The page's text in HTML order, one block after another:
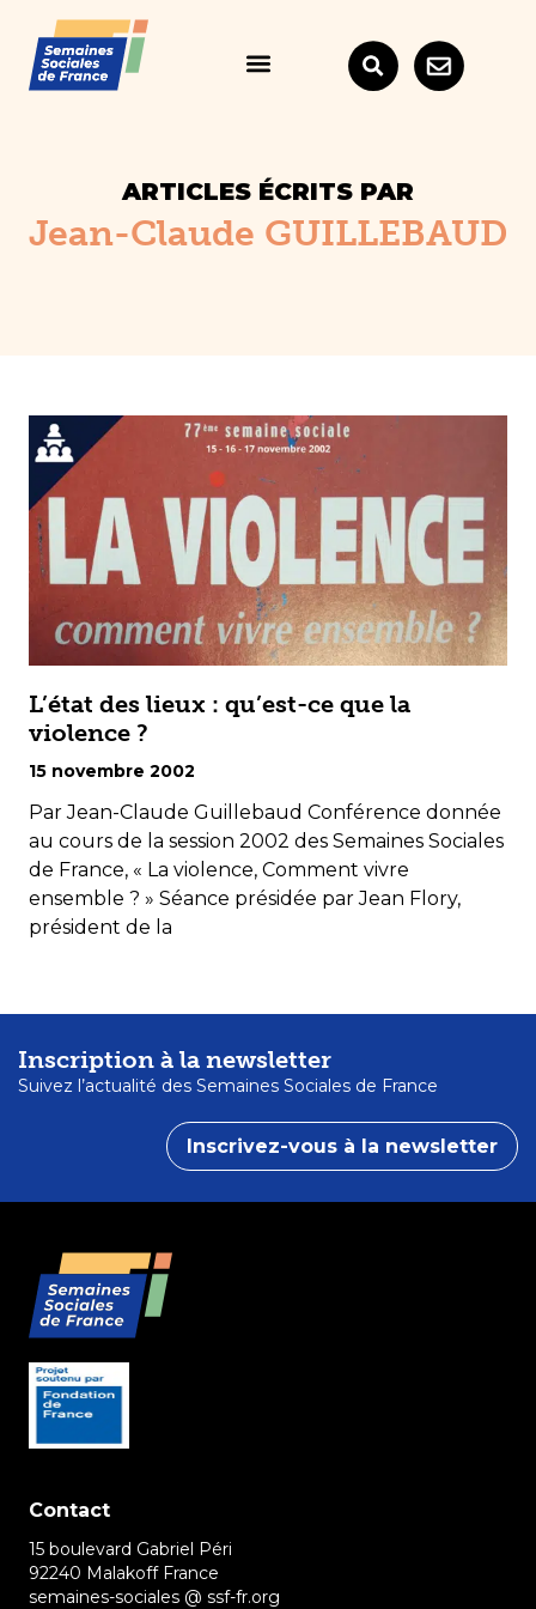
ARTICLES ÉCRITS PAR
Jean-Claude GUILLEBAUD
L’état des lieux : qu’est-ce que la
violence ?
15 novembre 2002
Par Jean-Claude Guillebaud Conférence donnée
au cours de la session 2002 des Semaines Sociales
de France, « La violence, Comment vivre
ensemble ? » Séance présidée par Jean Flory,
président de la
Inscription à la newsletter
Suivez l’actualité des Semaines Sociales de France
Inscrivez-vous à la newsletter
Contact
15 boulevard Gabriel Péri
92240 Malakoff France
semaines-sociales @ ssf-fr.org